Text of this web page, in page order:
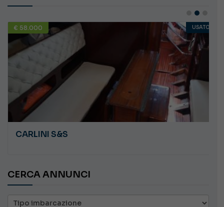
€ 58.000 USATO
CARLINI S&S
CERCA ANNUNCI